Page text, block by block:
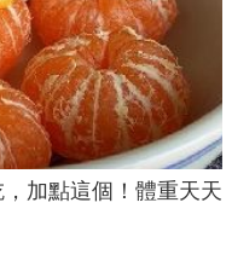
加點這個！體重天天